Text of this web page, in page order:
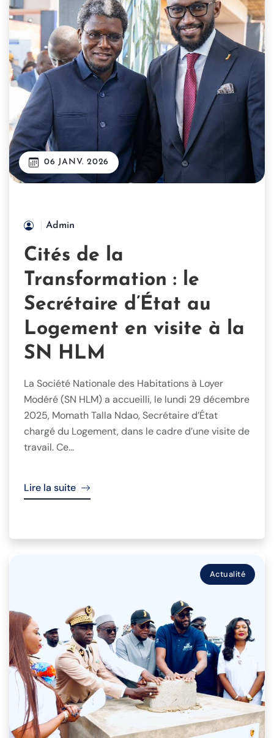
06 JANV. 2026
Admin
Cités de la
Transformation : le
Secrétaire d’État au
Logement en visite à la
SN HLM
La Société Nationale des Habitations à Loyer
Modéré (SN HLM) a accueilli, le lundi 29 décembre
2025, Momath Talla Ndao, Secrétaire d’État
chargé du Logement, dans le cadre d’une visite de
travail. Ce...
Lire la suite
Actualité